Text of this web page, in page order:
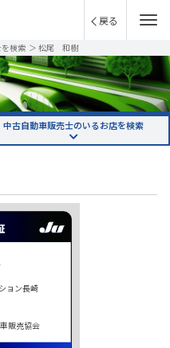
戻る
検索 ＞ 松尾 和樹
中古自動車販売士のいるお店を検索
ョン長崎
販売協会